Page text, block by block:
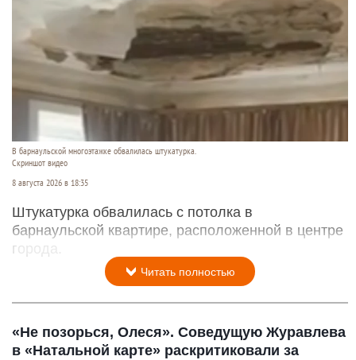
В барнаульской многоэтажке обвалилась штукатурка.
Скриншот видео
8 августа 2026 в 18:35
Штукатурка обвалилась с потолка в
барнаульской квартире, расположенной в центре
города.
Читать полностью
«Не позорься, Олеся». Соведущую Журавлева
в «Натальной карте» раскритиковали за